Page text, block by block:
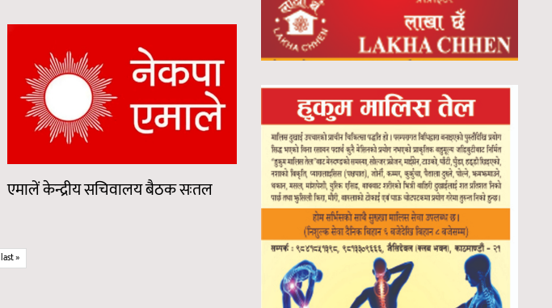
एमालें केन्द्रीय सचिवालय बैठक सःतल
last »